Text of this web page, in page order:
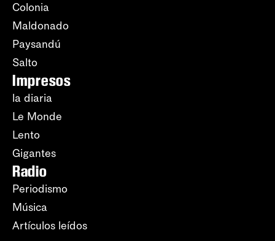
Colonia
Maldonado
Paysandú
Salto
Impresos
la diaria
Le Monde
Lento
Gigantes
Radio
Periodismo
Música
Artículos leídos